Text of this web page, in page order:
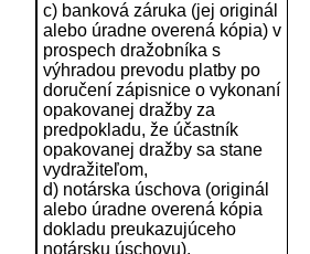
c) banková záruka (jej originál
alebo úradne overená kópia) v
prospech dražobníka s
výhradou prevodu platby po
doručení zápisnice o vykonaní
opakovanej dražby za
predpokladu, že účastník
opakovanej dražby sa stane
vydražiteľom,
d) notárska úschova (originál
alebo úradne overená kópia
dokladu preukazujúceho
notársku úschovu),